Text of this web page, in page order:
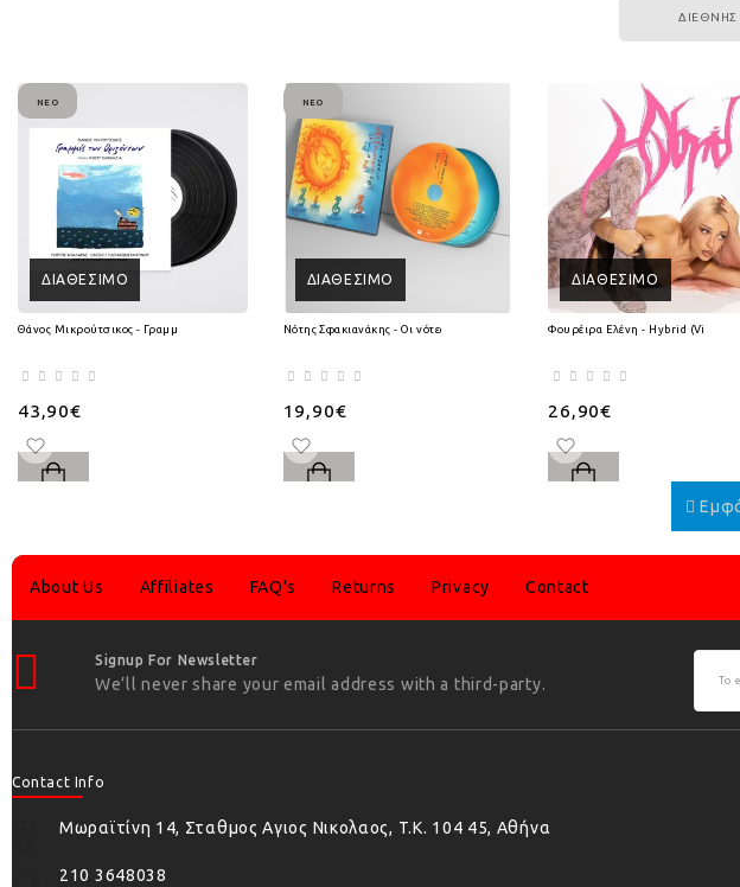
ΔΙΕΘΝΉΣ
ΔΙΑΘΈΣΙΜΟ
ΝΈΟ
Θάνος Μικρούτσικος - Γραμμές των Οριζόντων (2Lp Vinyl)
43,90€
ΔΙΑΘΈΣΙΜΟ
ΝΈΟ
Νότης Σφακιανάκης - Οι νότες είναι 7 ψυχές (2CD)
19,90€
ΔΙΑΘΈΣΙΜΟ
Φουρέιρα Ελένη - Hybrid (Vinyl LP)
26,90€
About Us Affiliates FAQ's Returns Privacy Contact
Signup For Newsletter
We’ll never share your email address with a third-party.
Contact Info
Μωραϊτίνη 14, Σταθμος Αγιος Νικολαος, T.K. 104 45, Αθήνα
210 3648038